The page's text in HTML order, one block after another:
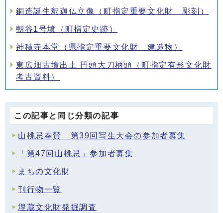
銅造誕生釈迦仏立像（町指定重要文化財 彫刻）
朝谷1号墳（町指定史跡）
神積寺本堂（県指定重要文化財 建造物）
東広畑古墳出土 円頭大刀柄頭（町指定有形文化財
考古資料）
この記事と同じ分類の記事
山桃忌奉賛 第39回写生大会の参加者募集
「第47回山桃忌」参加者募集
まちの文化財
刊行物一覧
埋蔵文化財発掘調査